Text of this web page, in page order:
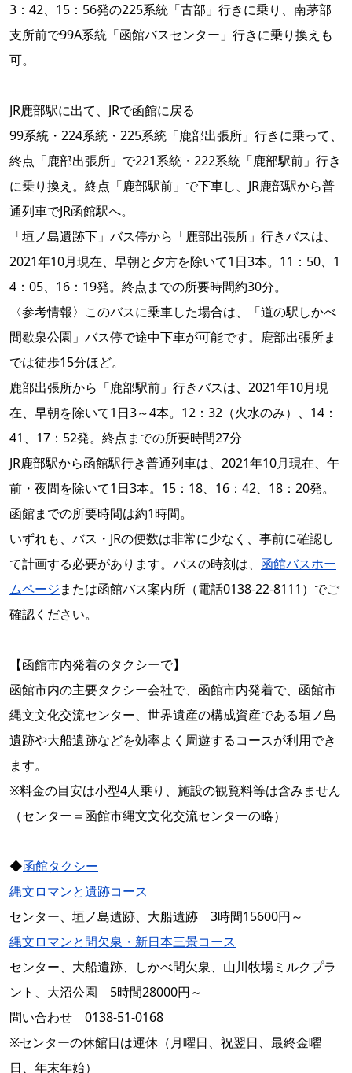
3：42、15：56発の225系統「古部」行きに乗り、南茅部
支所前で99A系統「函館バスセンター」行きに乗り換えも
可。
JR鹿部駅に出て、JRで函館に戻る
99系統・224系統・225系統「鹿部出張所」行きに乗って、
終点「鹿部出張所」で221系統・222系統「鹿部駅前」行き
に乗り換え。終点「鹿部駅前」で下車し、JR鹿部駅から普
通列車でJR函館駅へ。
「垣ノ島遺跡下」バス停から「鹿部出張所」行きバスは、
2021年10月現在、早朝と夕方を除いて1日3本。11：50、1
4：05、16：19発。終点までの所要時間約30分。
〈参考情報〉このバスに乗車した場合は、「道の駅しかべ
間歇泉公園」バス停で途中下車が可能です。鹿部出張所ま
では徒歩15分ほど。
鹿部出張所から「鹿部駅前」行きバスは、2021年10月現
在、早朝を除いて1日3～4本。12：32（火水のみ）、14：
41、17：52発。終点までの所要時間27分
JR鹿部駅から函館駅行き普通列車は、2021年10月現在、午
前・夜間を除いて1日3本。15：18、16：42、18：20発。
函館までの所要時間は約1時間。
いずれも、バス・JRの便数は非常に少なく、事前に確認し
て計画する必要があります。バスの時刻は、 函館バスホー
ムページまたは函館バス案内所（電話0138-22-8111）でご
確認ください。
【函館市内発着のタクシーで】
函館市内の主要タクシー会社で、函館市内発着で、函館市
縄文文化交流センター、世界遺産の構成資産である垣ノ島
遺跡や大船遺跡などを効率よく周遊するコースが利用でき
ます。
※料金の目安は小型4人乗り、施設の観覧料等は含みません
（センター＝函館市縄文文化交流センターの略）
◆函館タクシー
縄文ロマンと遺跡コース
センター、垣ノ島遺跡、大船遺跡 3時間15600円～
縄文ロマンと間欠泉・新日本三景コース
センター、大船遺跡、しかべ間欠泉、山川牧場ミルクプラ
ント、大沼公園 5時間28000円～
問い合わせ 0138-51-0168
※センターの休館日は運休（月曜日、祝翌日、最終金曜
日、年末年始）